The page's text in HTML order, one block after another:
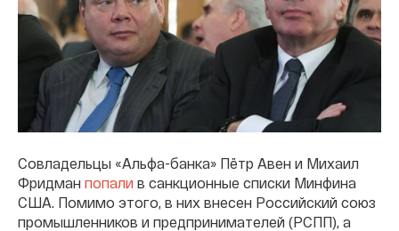
Совладельцы «Альфа-банка» Пётр Авен и Михаил
Фридман попали в санкционные списки Минфина
США. Помимо этого, в них внесен Российский союз
промышленников и предпринимателей (РСПП), а